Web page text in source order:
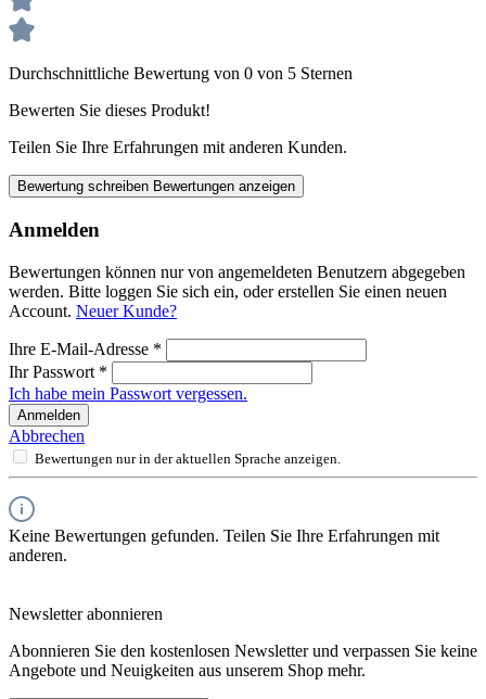
Durchschnittliche Bewertung von 0 von 5 Sternen
Bewerten Sie dieses Produkt!
Teilen Sie Ihre Erfahrungen mit anderen Kunden.
Bewertung schreiben Bewertungen anzeigen
Anmelden
Bewertungen können nur von angemeldeten Benutzern abgegeben
werden. Bitte loggen Sie sich ein, oder erstellen Sie einen neuen
Account. Neuer Kunde?
Ihre E-Mail-Adresse *
Ihr Passwort *
Ich habe mein Passwort vergessen.
Anmelden
Abbrechen
Bewertungen nur in der aktuellen Sprache anzeigen.
Keine Bewertungen gefunden. Teilen Sie Ihre Erfahrungen mit
anderen.
Newsletter abonnieren
Abonnieren Sie den kostenlosen Newsletter und verpassen Sie keine
Angebote und Neuigkeiten aus unserem Shop mehr.